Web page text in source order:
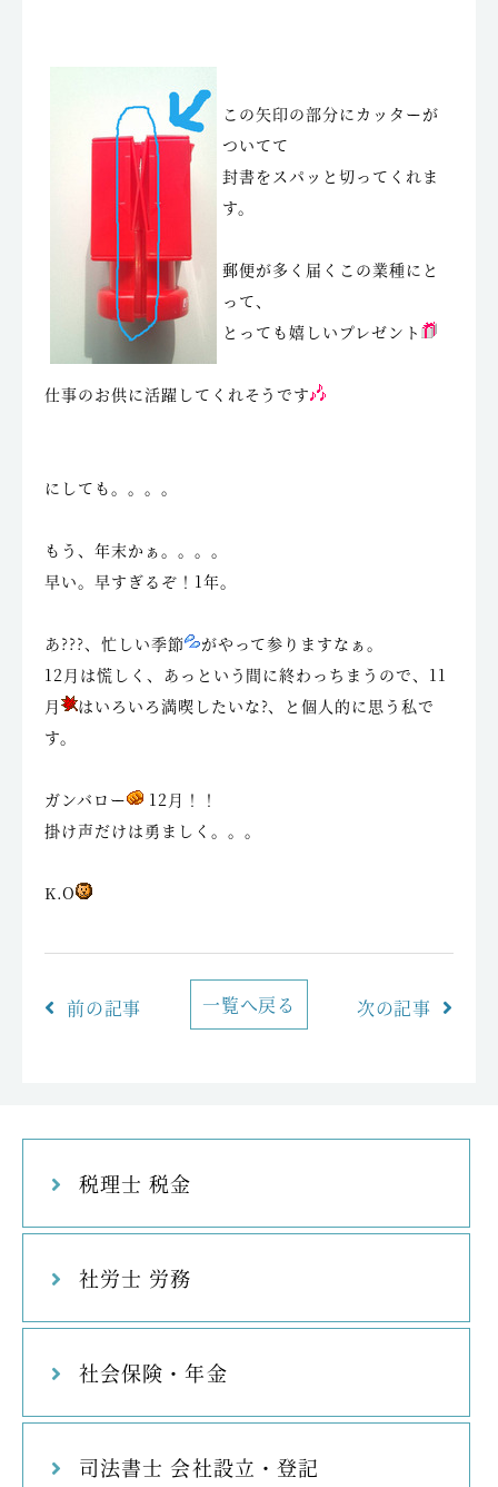
税理士 税金
社労士 労務
社会保険・年金
司法書士 会社設立・登記
この矢印の部分にカッターが
ついてて
封書をスパッと切ってくれま
す。
郵便が多く届くこの業種にと
って、
とっても嬉しいプレゼント
仕事のお供に活躍してくれそうです
にしても。。。。
もう、年末かぁ。。。。
早い。早すぎるぞ！1年。
あ???、忙しい季節
がやって参りますなぁ。
12月は慌しく、あっという間に終わっちまうので、11
月
はいろいろ満喫したいな?、と個人的に思う私で
す。
ガンバロー
12月！！
掛け声だけは勇ましく。。。
K.O
前の記事 一覧へ戻る 次の記事